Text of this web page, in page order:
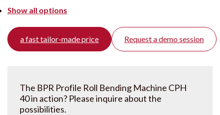
Show all options
a fast tailor-made price Request a demo session
The BPR Profile Roll Bending Machine CPH
40 in action? Please inquire about the
possibilities.